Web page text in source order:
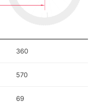
360
570
69